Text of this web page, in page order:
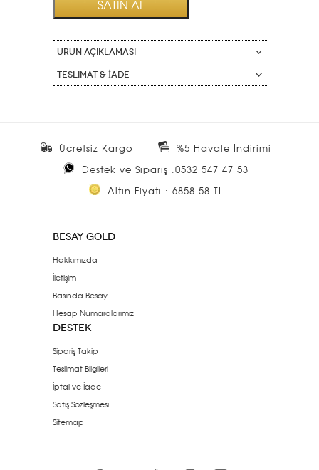
ÜRÜN AÇIKLAMASI
Teslimat & İade
Ücretsiz Kargo
%5 Havale İndirimi
Destek ve Sipariş :0532 547 47 53
Altın Fiyatı : 6858.58 TL
BESAY GOLD
Hakkımızda
İletişim
Basında Besay
Hesap Numaralarımız
DESTEK
Sipariş Takip
Teslimat Bilgileri
İptal ve İade
Satış Sözleşmesi
Sitemap